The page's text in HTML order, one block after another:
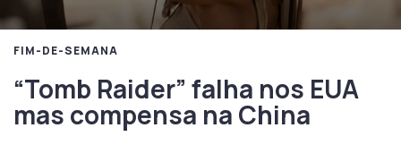
FIM-DE-SEMANA
“Tomb Raider” falha nos EUA
mas compensa na China